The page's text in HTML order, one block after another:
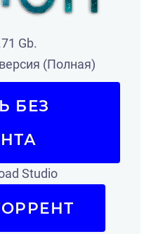
Gb.
(Полная)
БЕЗ
Studio